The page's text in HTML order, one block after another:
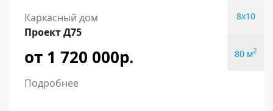
Каркасный дом
Проект Д75
от 1 720 000р.
Подробнее
8x10
80 м2